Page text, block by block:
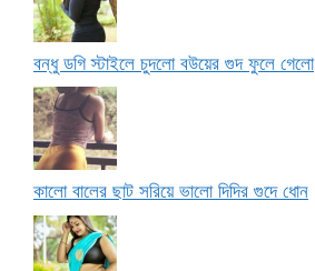
বন্ধু ডগি স্টাইলে চুদলো বউয়ের গুদ ফুলে গেলো
কালো বালের ছাট সরিয়ে ভালো দিদির গুদে ধোন